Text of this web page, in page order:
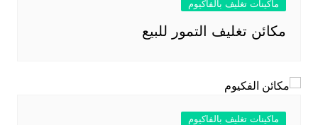
ماكينات تغليف بالفاكيوم
مكائن تغليف التمور للبيع
ماكينات تغليف بالفاكيوم